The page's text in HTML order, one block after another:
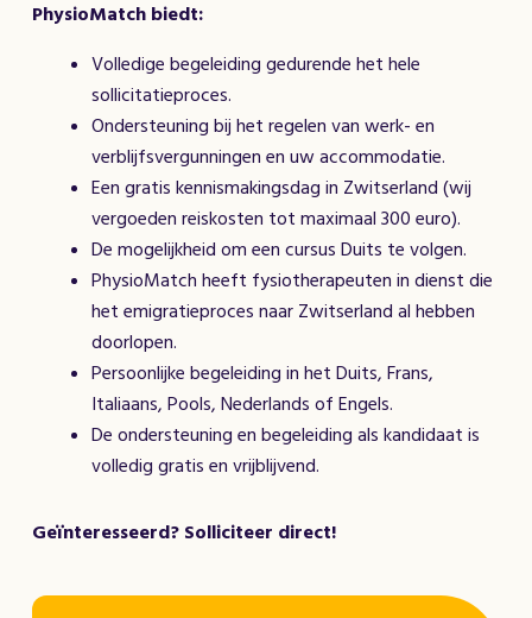
PhysioMatch biedt:
Volledige begeleiding gedurende het hele
sollicitatieproces.
Ondersteuning bij het regelen van werk- en
verblijfsvergunningen en uw accommodatie.
Een gratis kennismakingsdag in Zwitserland (wij
vergoeden reiskosten tot maximaal 300 euro).
De mogelijkheid om een cursus Duits te volgen.
PhysioMatch heeft fysiotherapeuten in dienst die
het emigratieproces naar Zwitserland al hebben
doorlopen.
Persoonlijke begeleiding in het Duits, Frans,
Italiaans, Pools, Nederlands of Engels.
De ondersteuning en begeleiding als kandidaat is
volledig gratis en vrijblijvend.
Geïnteresseerd? Solliciteer direct!